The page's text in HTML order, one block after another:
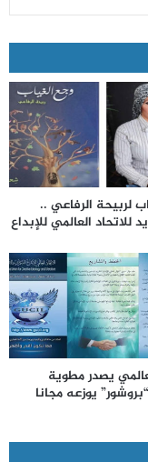
لربيحة الرفاعي ..
للاتحاد العالمي للإبداع
يصدر مطوية
يوزعه مجانا